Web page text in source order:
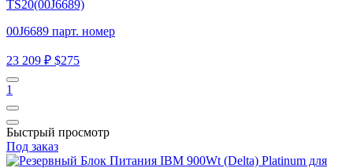
TS20(00J6689)
00J6689 парт. номер
23 209 ₽ $275
1
Быстрый просмотр
Под заказ